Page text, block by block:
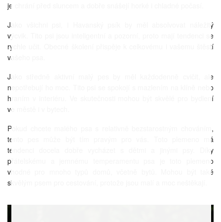
je chrání před sluncem a dobře snášejí horké i chladné počasí.
Jako všichni psi, i Havanský psík by měl absolvovat náležitý
výcvik. Tito psi jsou inteligentní a pozorní, proto mají tendenci se
rychle učit. Obecné školení přispěje k celkovému i vašemu štěstí
vašeho psa.
Jako středně aktivní malý pes by měl každodenně cvičit, ale
nepotřebují ho moc. Tito psi se spokojí s mazlením na klíně nebo
hraním v interiéru. Ve skutečnosti mohou být skvělé pro bydlení
ve městě i v bytech.
Pokud chcete malého psa s relativně bezstarostným chováním,
tento pes může být tím pravým pro vás. Toto plemeno má
tendenci docela dobře vycházet s dětmi a jinými psy. Díky
přátelskému a jemnému temperamentu psa je toto plemeno
vhodné pro mnoho typů domů, včetně bytů. Mohou být také
skvělým psem pro cestování, protože jsou malí a moc neštěkají.